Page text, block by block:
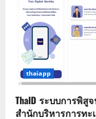
thaiapp
ThaID ระบบการพิ
สำนักบริหารการทะ